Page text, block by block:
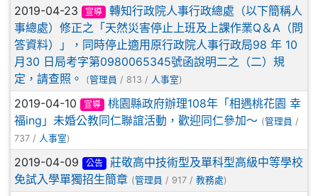
2019-04-23 宣導
轉知行政院人事行政總處（以下簡稱人
事總處）修正之「天然災害停止上班及上課作業Q＆A（問
答資料）」，同時停止適用原行政院人事行政局98 年 10
月30 日局考字第0980065345號函說明二之（二）規
定，請查照。
(管理員 / 813 / 人事室)
2019-04-10 宣導
桃園縣政府辦理108年「相遇桃花園 幸
福ing」未婚公教同仁聯誼活動，歡迎同仁參加～ (管理員 /
737 / 人事室)
2019-04-09 公告
莊敬高中技術型及單科型高級中等學校
免試入學單獨招生簡章 (管理員 / 917 / 教務處)